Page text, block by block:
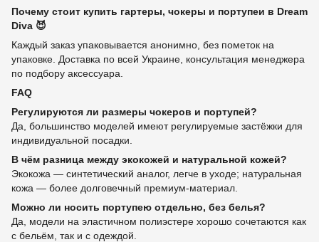
Почему стоит купить гартеры, чокеры и портупеи в Dream
Diva 😈
Каждый заказ упаковывается анонимно, без пометок на
упаковке. Доставка по всей Украине, консультация менеджера
по подбору аксессуара.
FAQ
Регулируются ли размеры чокеров и портупей?
Да, большинство моделей имеют регулируемые застёжки для
индивидуальной посадки.
В чём разница между экокожей и натуральной кожей?
Экокожа — синтетический аналог, легче в уходе; натуральная
кожа — более долговечный премиум-материал.
Можно ли носить портупею отдельно, без белья?
Да, модели на эластичном полиэстере хорошо сочетаются как
с бельём, так и с одеждой.